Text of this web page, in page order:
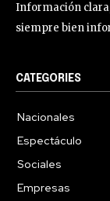
Información
siempre bien
CATEGORIES
Nacionales
Espectáculo
Sociales
Empresas